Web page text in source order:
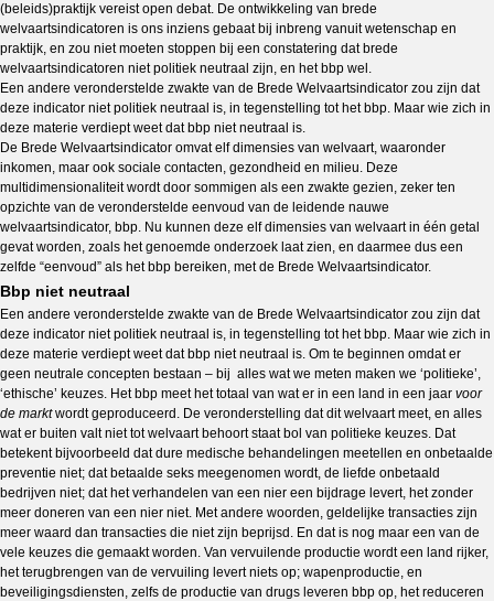
(beleids)praktijk vereist open debat. De ontwikkeling van brede
welvaartsindicatoren is ons inziens gebaat bij inbreng vanuit wetenschap en
praktijk, en zou niet moeten stoppen bij een constatering dat brede
welvaartsindicatoren niet politiek neutraal zijn, en het bbp wel.
Een andere veronderstelde zwakte van de Brede Welvaartsindicator zou zijn dat
deze indicator niet politiek neutraal is, in tegenstelling tot het bbp. Maar wie zich in
deze materie verdiept weet dat bbp niet neutraal is.
De Brede Welvaartsindicator omvat elf dimensies van welvaart, waaronder
inkomen, maar ook sociale contacten, gezondheid en milieu. Deze
multidimensionaliteit wordt door sommigen als een zwakte gezien, zeker ten
opzichte van de veronderstelde eenvoud van de leidende nauwe
welvaartsindicator, bbp. Nu kunnen deze elf dimensies van welvaart in één getal
gevat worden, zoals het genoemde onderzoek laat zien, en daarmee dus een
zelfde “eenvoud” als het bbp bereiken, met de Brede Welvaartsindicator.
Bbp niet neutraal
Een andere veronderstelde zwakte van de Brede Welvaartsindicator zou zijn dat
deze indicator niet politiek neutraal is, in tegenstelling tot het bbp. Maar wie zich in
deze materie verdiept weet dat bbp niet neutraal is. Om te beginnen omdat er
geen neutrale concepten bestaan – bij alles wat we meten maken we ‘politieke’,
‘ethische’ keuzes. Het bbp meet het totaal van wat er in een land in een jaar voor
de marktwordt geproduceerd. De veronderstelling dat dit welvaart meet, en alles
wat er buiten valt niet tot welvaart behoort staat bol van politieke keuzes. Dat
betekent bijvoorbeeld dat dure medische behandelingen meetellen en onbetaalde
preventie niet; dat betaalde seks meegenomen wordt, de liefde onbetaald
bedrijven niet; dat het verhandelen van een nier een bijdrage levert, het zonder
meer doneren van een nier niet. Met andere woorden, geldelijke transacties zijn
meer waard dan transacties die niet zijn beprijsd. En dat is nog maar een van de
vele keuzes die gemaakt worden. Van vervuilende productie wordt een land rijker,
het terugbrengen van de vervuiling levert niets op; wapenproductie, en
beveiligingsdiensten, zelfs de productie van drugs leveren bbp op, het reduceren